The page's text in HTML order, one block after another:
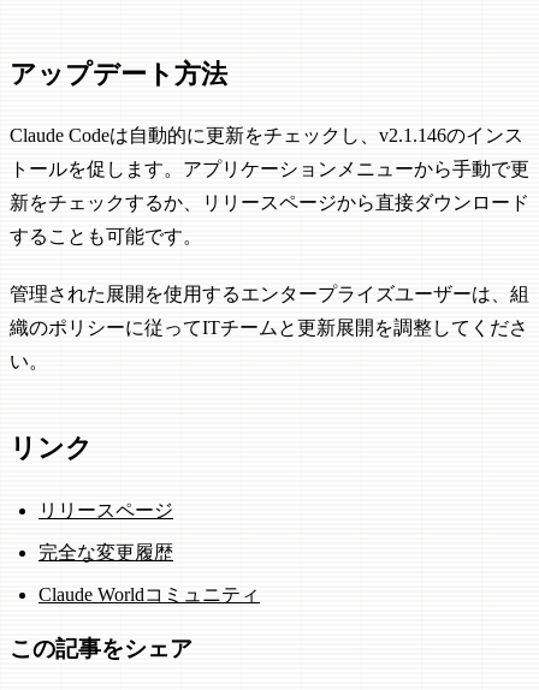
アップデート方法
Claude Codeは自動的に更新をチェックし、v2.1.146のインス
トールを促します。アプリケーションメニューから手動で更
新をチェックするか、リリースページから直接ダウンロード
することも可能です。
管理された展開を使用するエンタープライズユーザーは、組
織のポリシーに従ってITチームと更新展開を調整してくださ
い。
リンク
リリースページ
完全な変更履歴
Claude Worldコミュニティ
この記事をシェア